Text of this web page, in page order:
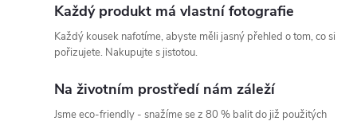
Každý produkt má vlastní fotografie
Každý kousek nafotíme, abyste měli jasný přehled o tom, co si
pořizujete. Nakupujte s jistotou.
Na životním prostředí nám záleží
Jsme eco-friendly - snažíme se z 80 % balit do již použitých